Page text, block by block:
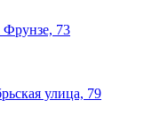
Фрунзе, 73
улица, 79